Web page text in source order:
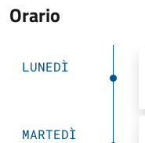
Orario
LUNEDÌ
MARTEDÌ